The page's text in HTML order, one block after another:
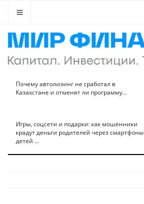
Почему автолизинг не сработал в
Казахстане и отменят ли программу...
Игры, соцсети и подарки: как мошенники
крадут деньги родителей через смартфоны
детей ...